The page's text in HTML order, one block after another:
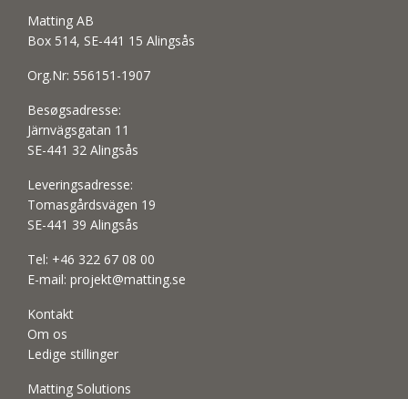
Matting AB
Box 514, SE-441 15 Alingsås
Org.Nr: 556151-1907
Besøgsadresse:
Järnvägsgatan 11
SE-441 32 Alingsås
Leveringsadresse:
Tomasgårdsvägen 19
SE-441 39 Alingsås
Tel: +46 322 67 08 00
E-mail: projekt@matting.se
Kontakt
Om os
Ledige stillinger
Matting Solutions